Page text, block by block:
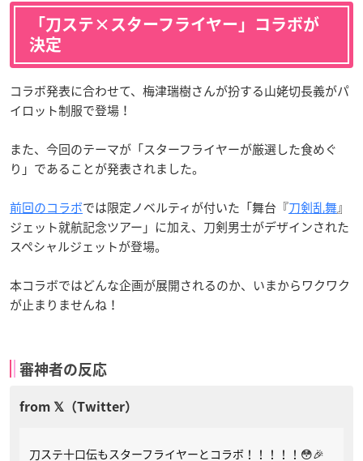
「刀ステ×スターフライヤー」コラボが
決定
コラボ発表に合わせて、梅津瑞樹さんが扮する山姥切長義がパ
イロット制服で登場！
また、今回のテーマが「スターフライヤーが厳選した食めぐ
り」であることが発表されました。
前回のコラボでは限定ノベルティが付いた「舞台『刀剣乱舞』
ジェット就航記念ツアー」に加え、刀剣男士がデザインされた
スペシャルジェットが登場。
本コラボではどんな企画が展開されるのか、いまからワクワク
が止まりませんね！
審神者の反応
刀ステ十口伝もスターフライヤーとコラボ！！！！！😳🎉